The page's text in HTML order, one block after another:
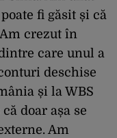
fi găsit și că
crezut în
care unul a
deschise
și la WBS
doar așa se
Am